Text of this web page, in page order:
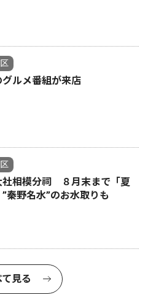
ルメ番組が来店
社相模分祠 ８月末まで「夏
野名水”のお水取りも
て見る